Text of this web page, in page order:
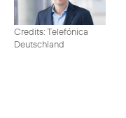
Credits: Telefónica
Deutschland